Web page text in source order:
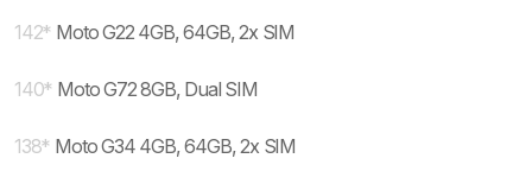
142* Moto G22 4GB, 64GB, 2x SIM
140* Moto G72 8GB, Dual SIM
138* Moto G34 4GB, 64GB, 2x SIM